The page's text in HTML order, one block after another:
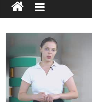
Старый
Оскол